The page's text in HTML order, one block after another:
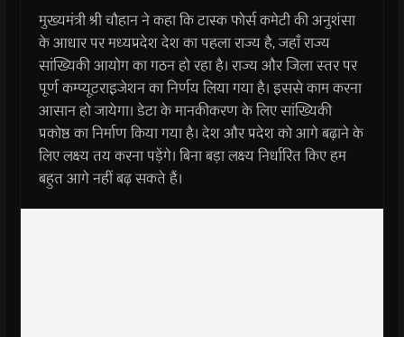
मुख्यमंत्री श्री चौहान ने कहा कि टास्क फोर्स कमेटी की अनुशंसा
के आधार पर मध्यप्रदेश देश का पहला राज्य है, जहाँ राज्य
सांख्यिकी आयोग का गठन हो रहा है। राज्य और जिला स्तर पर
पूर्ण कम्प्यूटराइजेशन का निर्णय लिया गया है। इससे काम करना
आसान हो जायेगा। डेटा के मानकीकरण के लिए सांख्यिकी
प्रकोष्ठ का निर्माण किया गया है। देश और प्रदेश को आगे बढ़ाने के
लिए लक्ष्य तय करना पड़ेंगे। बिना बड़ा लक्ष्य निर्धारित किए हम
बहुत आगे नहीं बढ़ सकते हैं।